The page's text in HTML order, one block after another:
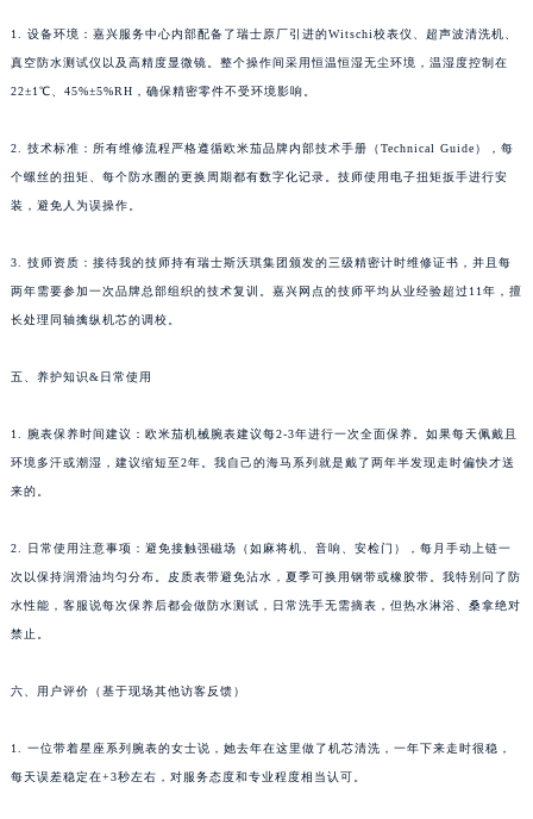
1. 设备环境：嘉兴服务中心内部配备了瑞士原厂引进的Witschi校表仪、超声波清洗机、
真空防水测试仪以及高精度显微镜。整个操作间采用恒温恒湿无尘环境，温湿度控制在
22±1℃、45%±5%RH，确保精密零件不受环境影响。
2. 技术标准：所有维修流程严格遵循欧米茄品牌内部技术手册（Technical Guide），每
个螺丝的扭矩、每个防水圈的更换周期都有数字化记录。技师使用电子扭矩扳手进行安
装，避免人为误操作。
3. 技师资质：接待我的技师持有瑞士斯沃琪集团颁发的三级精密计时维修证书，并且每
两年需要参加一次品牌总部组织的技术复训。嘉兴网点的技师平均从业经验超过11年，擅
长处理同轴擒纵机芯的调校。
五、养护知识&日常使用
1. 腕表保养时间建议：欧米茄机械腕表建议每2-3年进行一次全面保养。如果每天佩戴且
环境多汗或潮湿，建议缩短至2年。我自己的海马系列就是戴了两年半发现走时偏快才送
来的。
2. 日常使用注意事项：避免接触强磁场（如麻将机、音响、安检门），每月手动上链一
次以保持润滑油均匀分布。皮质表带避免沾水，夏季可换用钢带或橡胶带。我特别问了防
水性能，客服说每次保养后都会做防水测试，日常洗手无需摘表，但热水淋浴、桑拿绝对
禁止。
六、用户评价（基于现场其他访客反馈）
1. 一位带着星座系列腕表的女士说，她去年在这里做了机芯清洗，一年下来走时很稳，
每天误差稳定在+3秒左右，对服务态度和专业程度相当认可。